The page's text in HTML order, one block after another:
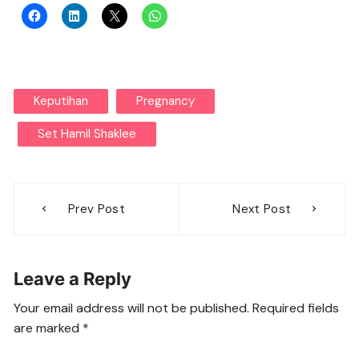
Keputihan Pregnancy
Set Hamil Shaklee
navigation
Prev Post Next Post
Leave a Reply
Your email address will not be published. Required fields
are marked *